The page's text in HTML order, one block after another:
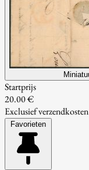
Startprijs
20.00 €
Exclusief verzendkosten
Favorieten